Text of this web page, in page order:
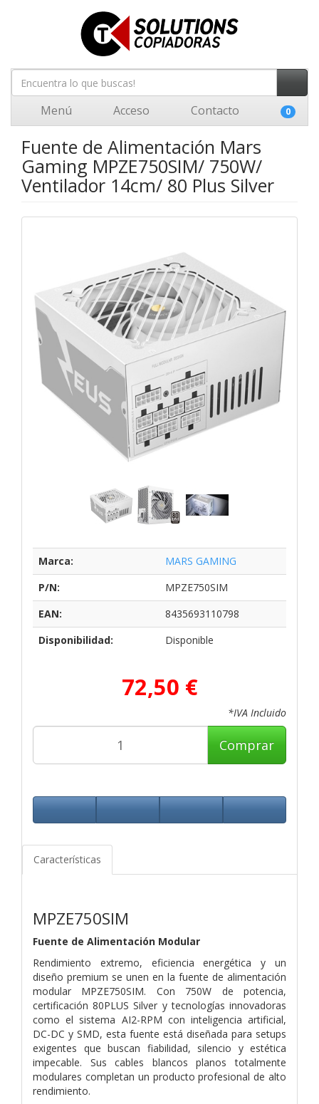
Menú Acceso Contacto 0
Fuente de Alimentación Mars
Gaming MPZE750SIM/ 750W/
Ventilador 14cm/ 80 Plus Silver
Marca:
MARS GAMING
P/N:
MPZE750SIM
EAN:
8435693110798
Disponibilidad:
Disponible
72,50 €
*IVA Incluido
Comprar
Características
MPZE750SIM
Fuente de Alimentación Modular
Rendimiento extremo, eficiencia energética y un
diseño premium se unen en la fuente de alimentación
modular MPZE750SIM. Con 750W de potencia,
certificación 80PLUS Silver y tecnologías innovadoras
como el sistema AI2-RPM con inteligencia artificial,
DC-DC y SMD, esta fuente está diseñada para setups
exigentes que buscan fiabilidad, silencio y estética
impecable. Sus cables blancos planos totalmente
modulares completan un producto profesional de alto
rendimiento.